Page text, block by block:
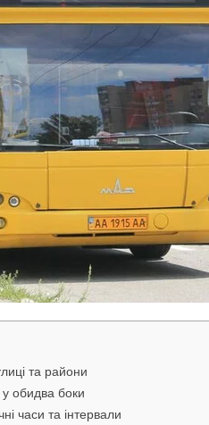
та райони
обидва боки
часи та інтервали